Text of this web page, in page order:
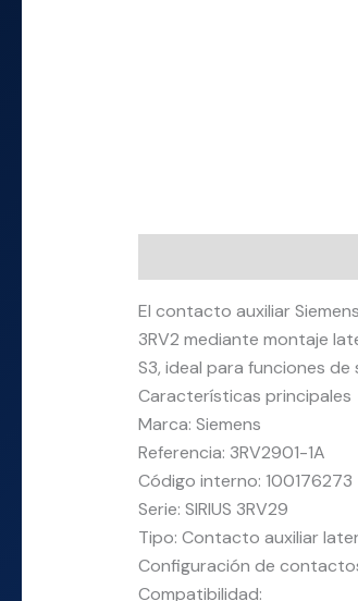
El contacto auxiliar
3RV2 mediante montaje
S3, ideal para funciones
Características principales
Marca: Siemens
Referencia: 3RV2901-1A
Código interno: 100176273
Serie: SIRIUS 3RV29
Tipo: Contacto auxiliar
Configuración de
Compatibilidad: